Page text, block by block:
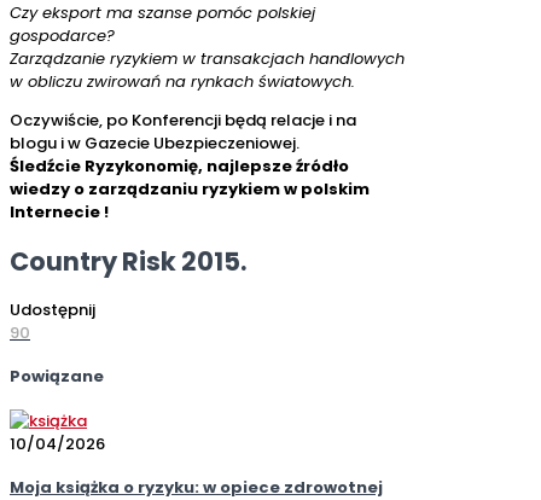
Czy eksport ma szanse pomóc polskiej
gospodarce?
Zarządzanie ryzykiem w transakcjach handlowych
w obliczu zwirowań na rynkach światowych.
Oczywiście, po Konferencji będą relacje i na
blogu i w Gazecie Ubezpieczeniowej.
Śledźcie Ryzykonomię, najlepsze źródło
wiedzy o zarządzaniu ryzykiem w polskim
Internecie !
Country Risk 2015.
Udostępnij
90
Powiązane
10/04/2026
Moja książka o ryzyku: w opiece zdrowotnej